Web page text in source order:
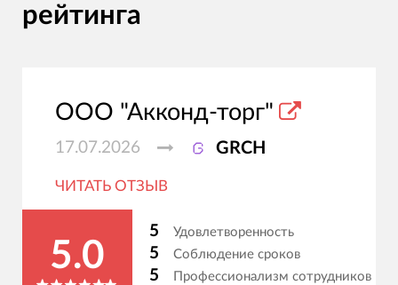
рейтинга
ООО "Акконд-торг"
17.07.2026 GRCH
ЧИТАТЬ ОТЗЫВ
5.0
5 Удовлетворенность
5 Соблюдение сроков
5 Профессионализм сотрудников